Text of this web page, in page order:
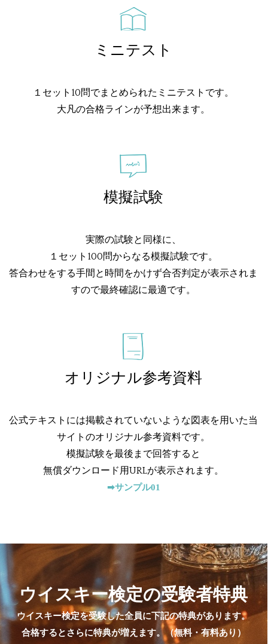
ミニテスト
１セット10問でまとめられたミニテストです。
大凡の合格ラインが予想出来ます。
模擬試験
実際の試験と同様に、
１セット100問からなる模擬試験です。
答合わせをする手間と時間をかけず合否判定が表示されま
すので最終確認に最適です。
オリジナル参考資料
公式テキストには掲載されていないような図表を用いた当
サイトのオリジナル参考資料です。
模擬試験を最後まで回答すると
無償ダウンロード用URLが表示されます。
➡サンプル01
ウイスキー検定の受験者特典
ウイスキー検定を受験した全員に下記の特典があります。
合格するとさらに特典が増えます。（無料・有料あり）